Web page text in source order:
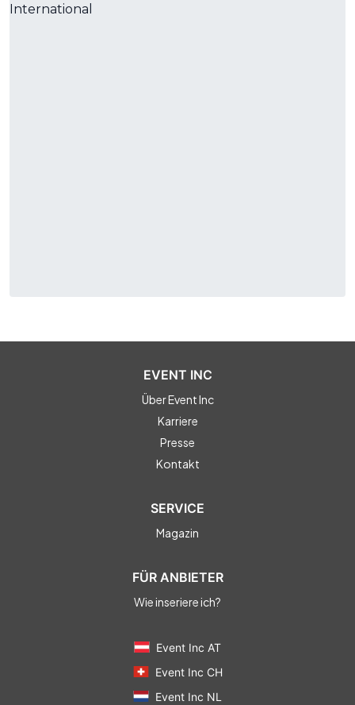
EVENT INC
Über Event Inc
Karriere
Presse
Kontakt
SERVICE
Magazin
FÜR ANBIETER
Wie inseriere ich?
Event Inc AT
Event Inc CH
Event Inc NL